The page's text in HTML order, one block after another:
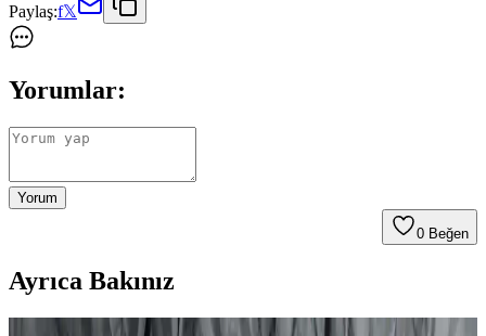
Paylaş:f𝕏
Yorumlar:
Yorum
0 Beğen
Ayrıca Bakınız